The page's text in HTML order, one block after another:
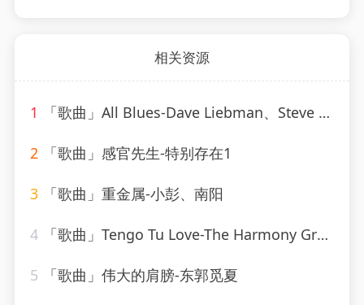
相关资源
1 「歌曲」All Blues-Dave Liebman、Steve Swallow、Adam Nussbaum
2 「歌曲」感官先生-特别存在1
3 「歌曲」重金属-小彭、南阳
4 「歌曲」Tengo Tu Love-The Harmony Group
5 「歌曲」伟大的肩膀-东郭觅夏